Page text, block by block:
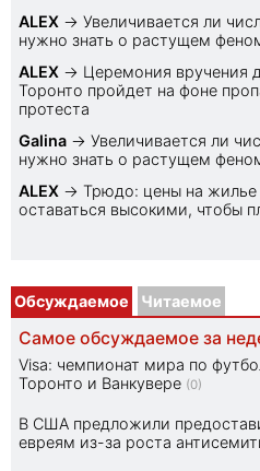
ALEX → Увеличивается ли
нужно знать о растущем
ALEX → Церемония вручения
Торонто пройдет на фоне
протеста
Galina → Увеличивается ли
нужно знать о растущем
ALEX → Трюдо: цены на
оставаться высокими, чтобы
Обсуждаемое Читаемое
Самое обсуждаемое за
Visa: чемпионат мира по
Торонто и Ванкувере (0)
В США предложили
евреям из-за роста